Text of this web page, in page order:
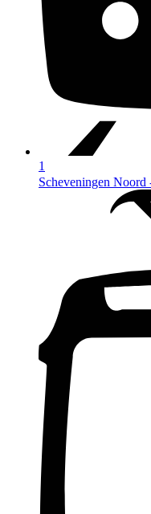
1
Scheveningen